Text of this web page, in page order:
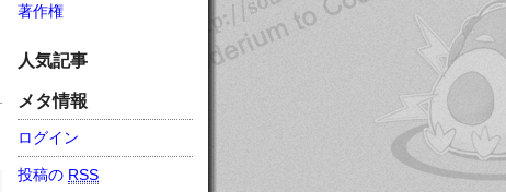
著作権
人気記事
メタ情報
ログイン
投稿の RSS